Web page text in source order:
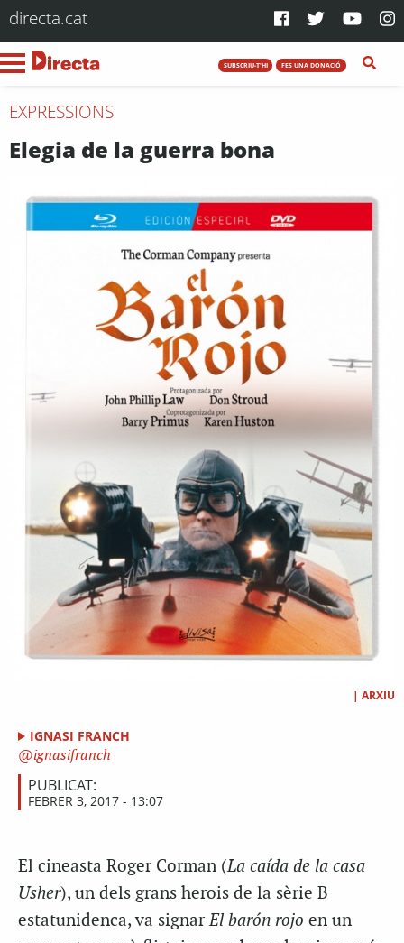
directa.cat
SUBSCRIU-T'HI FES UNA DONACIÓ
EXPRESSIONS
Elegia de la guerra bona
| ARXIU
IGNASI FRANCH
ignasifranch
PUBLICAT:
FEBRER 3, 2017 - 13:07
El cineasta Roger Corman (La caída de la casa
Usher), un dels grans herois de la sèrie B
estatunidenca, va signarEl barón rojo en un